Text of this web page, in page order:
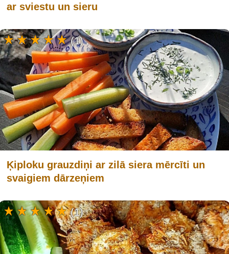
ar sviestu un sieru
Ķiploku grauzdiņi ar zilā siera mērcīti un
svaigiem dārzeņiem
(1)
(1)